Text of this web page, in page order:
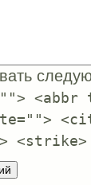
<abbr
<strike>